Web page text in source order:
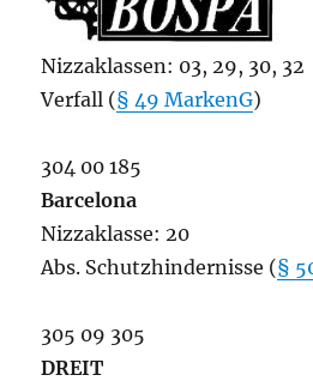
Nizzaklassen: 03, 29, 30, 32
Verfall (§ 49 MarkenG)
304 00 185
Barcelona
Nizzaklasse: 20
Abs. Schutzhindernisse (§
305 09 305
DREIT